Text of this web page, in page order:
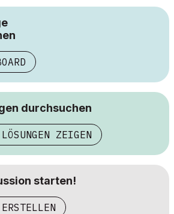
durchsuchen
ZEIGEN
starten!